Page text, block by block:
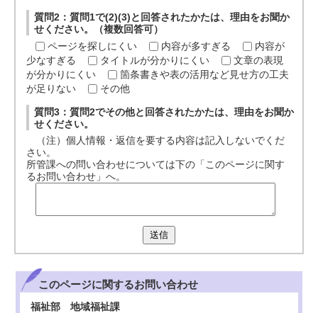
質問2：質問1で(2)(3)と回答されたかたは、理由をお聞か
せください。（複数回答可）
ページを探しにくい
内容が多すぎる
内容が
少なすぎる
タイトルが分かりにくい
文章の表現
が分かりにくい
箇条書きや表の活用など見せ方の工夫
が足りない
その他
質問3：質問2でその他と回答されたかたは、理由をお聞か
せください。
（注）個人情報・返信を要する内容は記入しないでくだ
さい。
所管課への問い合わせについては下の「このページに関す
るお問い合わせ」へ。
送信
このページに関するお問い合わせ
福祉部 地域福祉課